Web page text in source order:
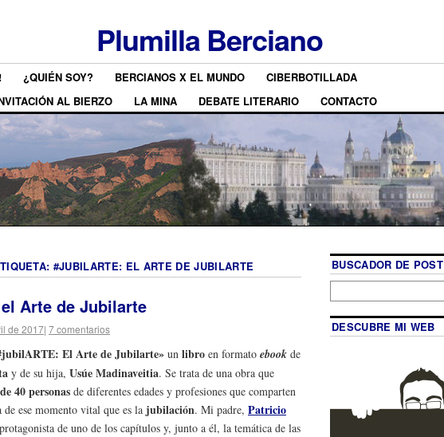
Plumilla Berciano
¿QUIÉN SOY? BERCIANOS X EL MUNDO
CIBERBOTILLADA
AL BIERZO
LA MINA DEBATE LITERARIO CONTACTO
#JUBILARTE: EL ARTE DE JUBILARTE
Arte de Jubilarte
de 2017| 7 comentarios
El Arte de Jubilarte» un libro en formato ebook de
y de su hija, Usúe Madinaveitia. Se trata de una obra que
40 personas de diferentes edades y profesiones que comparten
de ese momento vital que es la jubilación. Mi padre, Patricio
de uno de los capítulos y, junto a él, la temática de las
BUSCADOR DE POST
DESCUBRE MI WEB